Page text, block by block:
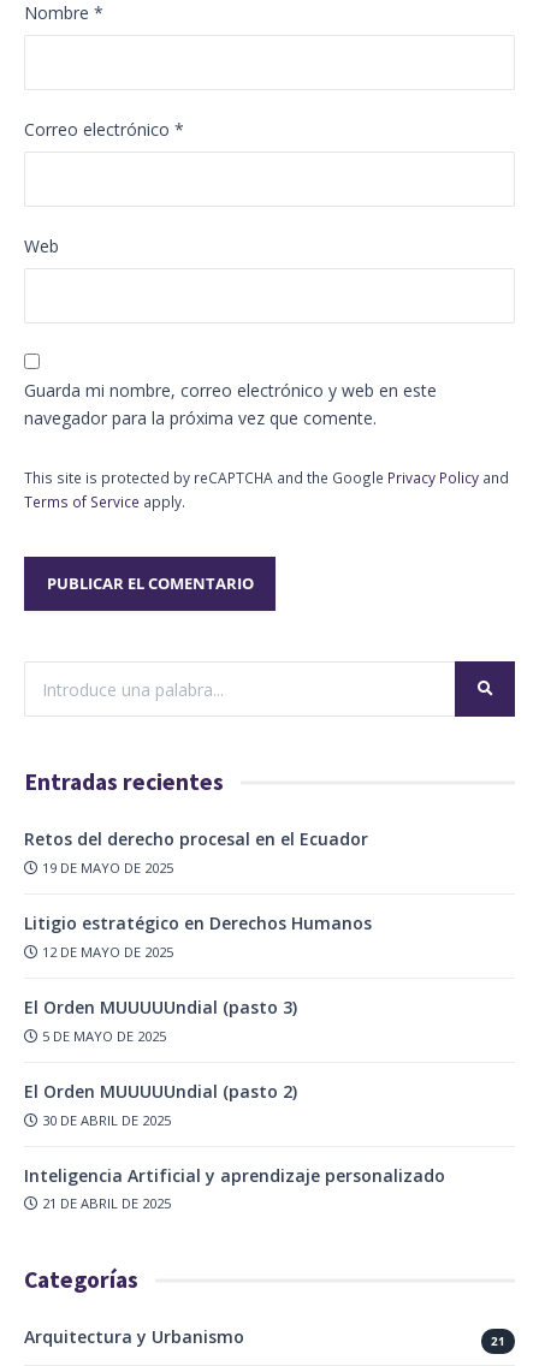
Nombre *
Correo electrónico *
Web
Guarda mi nombre, correo electrónico y web en este
navegador para la próxima vez que comente.
This site is protected by reCAPTCHA and the Google Privacy Policy and
Terms of Service apply.
Entradas recientes
Retos del derecho procesal en el Ecuador
19 DE MAYO DE 2025
Litigio estratégico en Derechos Humanos
12 DE MAYO DE 2025
El Orden MUUUUUndial (pasto 3)
5 DE MAYO DE 2025
El Orden MUUUUUndial (pasto 2)
30 DE ABRIL DE 2025
Inteligencia Artificial y aprendizaje personalizado
21 DE ABRIL DE 2025
Categorías
Arquitectura y Urbanismo 21